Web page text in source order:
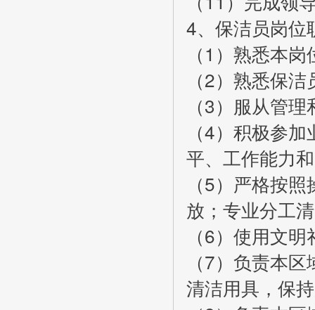
4、保洁员岗位
（1）熟悉本
（2）熟悉保
（3）服从管
（4）积极参
平、工作能力
（5）严格按
放；专业分工
（6）使用文
（7）负责本
清洁用具，保